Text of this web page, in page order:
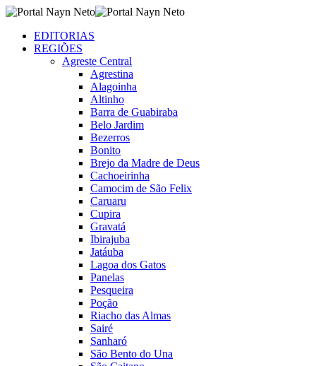
EDITORIAS
REGIÕES
Agreste Central
Agrestina
Alagoinha
Altinho
Barra de Guabiraba
Belo Jardim
Bezerros
Bonito
Brejo da Madre de Deus
Cachoeirinha
Camocim de São Felix
Caruaru
Cupira
Gravatá
Ibirajuba
Jatáuba
Lagoa dos Gatos
Panelas
Pesqueira
Poção
Riacho das Almas
Sairé
Sanharó
São Bento do Una